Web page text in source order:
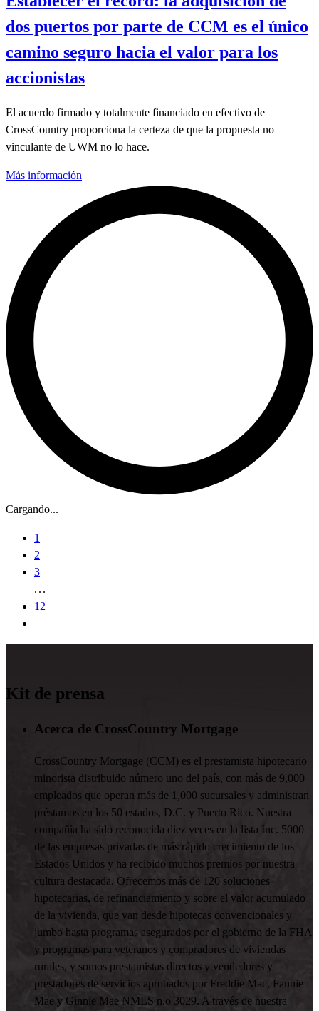
dos puertos por parte de CCM es el único
camino seguro hacia el valor para los
accionistas
El acuerdo firmado y totalmente financiado en efectivo de
CrossCountry proporciona la certeza de que la propuesta no
vinculante de UWM no lo hace.
Más información
Cargando...
1
2
3
12
Kit de prensa
Acerca de CrossCountry Mortgage
CrossCountry Mortgage (CCM) es el prestamista hipotecario
minorista distribuido número uno del país, con más de 9,000
empleados que operan más de 1,000 sucursales y administran
préstamos en los 50 estados, D.C. y Puerto Rico. Nuestra
compañía ha sido reconocida diez veces en la lista Inc. 5000
de las empresas privadas de más rápido crecimiento de los
Estados Unidos y ha recibido muchos premios por nuestra
cultura destacada. Ofrecemos más de 120 soluciones
hipotecarias, de refinanciamiento y sobre el valor acumulado
de la vivienda, que van desde hipotecas convencionales y
jumbo hasta programas asegurados por el gobierno de la FHA
y programas para veteranos y compradores de viviendas
rurales, y somos prestamistas directos y vendedores y
prestadores de servicios aprobados por Freddie Mac, Fannie
Mae y Ginnie Mae NMLS n.o 3029. A través de nuestra